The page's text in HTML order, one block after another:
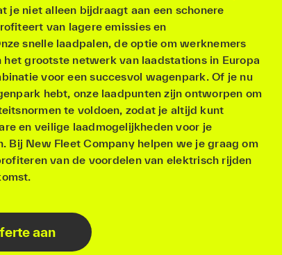
je niet alleen bijdraagt aan een schonere
van lagere emissies en
snelle laadpalen, de optie om werknemers
het grootste netwerk van laadstations in Europa
voor een succesvol wagenpark. Of je nu
hebt, onze laadpunten zijn ontworpen om
te voldoen, zodat je altijd kunt
en veilige laadmogelijkheden voor je
Bij New Fleet Company helpen we je graag om
van de voordelen van elektrisch rijden
aan